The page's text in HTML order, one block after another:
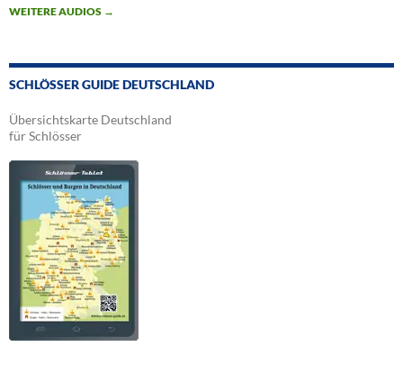
WEITERE AUDIOS →
SCHLÖSSER GUIDE DEUTSCHLAND
Übersichtskarte Deutschland
für Schlösser